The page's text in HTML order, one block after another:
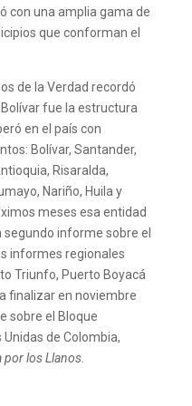
con una amplia gama de
que conforman el
de la Verdad recordó
fue la estructura
en el país con
Bolívar, Santander,
Risaralda,
Nariño, Huila y
meses esa entidad
informe sobre el
informes regionales
Triunfo, Puerto Boyacá
finalizar en noviembre
sobre el Bloque
de Colombia,
los Llanos.